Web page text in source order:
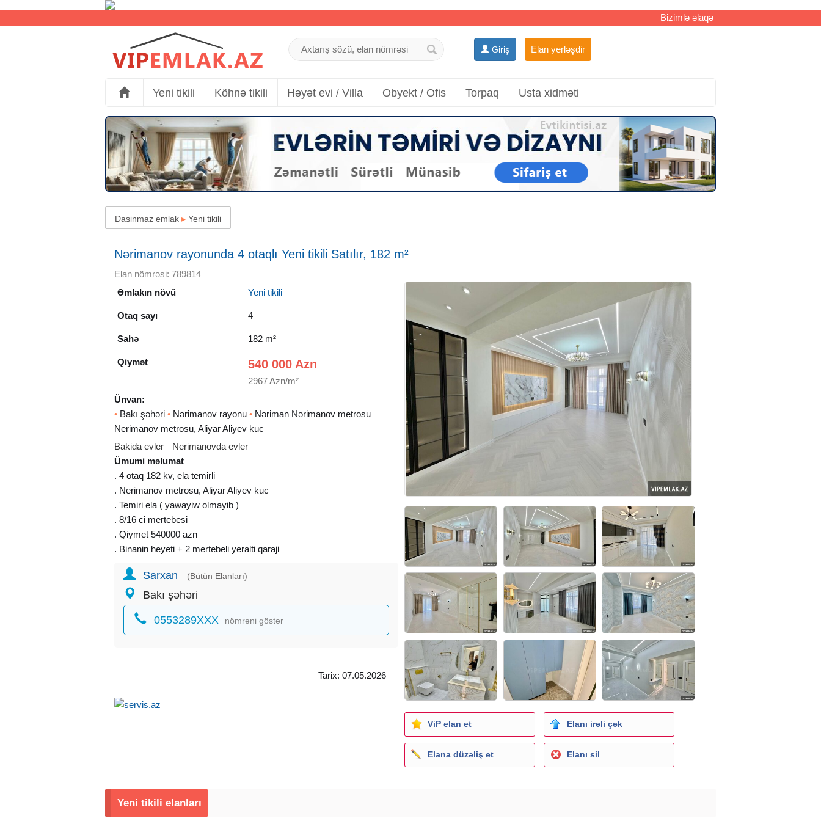
Bizimlə əlaqə
Giriş Elan yerləşdir
Yeni tikili Köhnə tikili Həyət evi / Villa Obyekt / Ofis Torpaq Usta xidməti
Dasinmaz emlak ▸ Yeni tikili
Nərimanov rayonunda 4 otaqlı Yeni tikili Satılır, 182 m²
Elan nömrəsi: 789814
Əmlakın növü
Yeni tikili
Otaq sayı 4
Sahə 182 m²
Qiymət 540 000 Azn
2967 Azn/m²
Ünvan:
• Bakı şəhəri • Nərimanov rayonu • Nəriman Nərimanov metrosu
Nerimanov metrosu, Aliyar Aliyev kuc
Bakida evler
Nerimanovda evler
Ümumi məlumat
. 4 otaq 182 kv, ela temirli
. Nerimanov metrosu, Aliyar Aliyev kuc
. Temiri ela ( yawayiw olmayib )
. 8/16 ci mertebesi
. Qiymet 540000 azn
. Binanin heyeti + 2 mertebeli yeralti qaraji
Sarxan (Bütün Elanları)
Bakı şəhəri
0553289XXX nömrəni göstər
Tarix: 07.05.2026
ViP elan et Elanı irəli çək
Elana düzəliş et Elanı sil
Yeni tikili elanları